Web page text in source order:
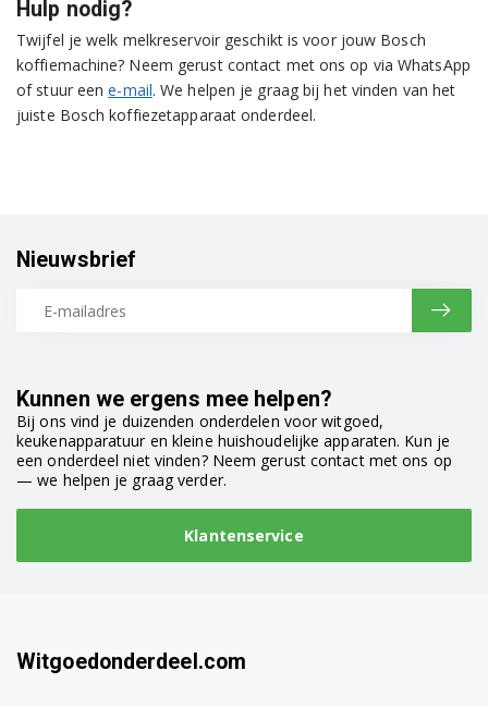
Hulp nodig?
Twijfel je welk melkreservoir geschikt is voor jouw Bosch
koffiemachine? Neem gerust contact met ons op via WhatsApp
of stuur eene-mail. We helpen je graag bij het vinden van het
juiste Bosch koffiezetapparaat onderdeel.
Kunnen we ergens mee helpen?
Bij ons vind je duizenden onderdelen voor witgoed,
keukenapparatuur en kleine huishoudelijke apparaten. Kun je
een onderdeel niet vinden? Neem gerust contact met ons op
— we helpen je graag verder.
Klantenservice
Nieuwsbrief
Witgoedonderdeel.com